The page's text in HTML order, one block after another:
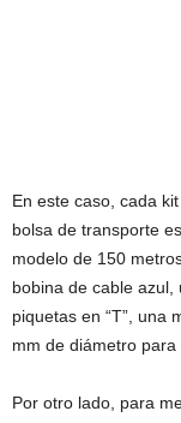
En este caso, cada
bolsa de transporte
modelo de 150
bobina de cable
piquetas en “T”, una
mm de diámetro para
Por otro lado, para